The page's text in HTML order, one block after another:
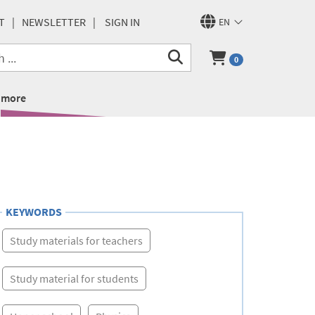
EN
NEWSLETTER SIGN IN
0
more
KEYWORDS
Study materials for teachers
Study material for students